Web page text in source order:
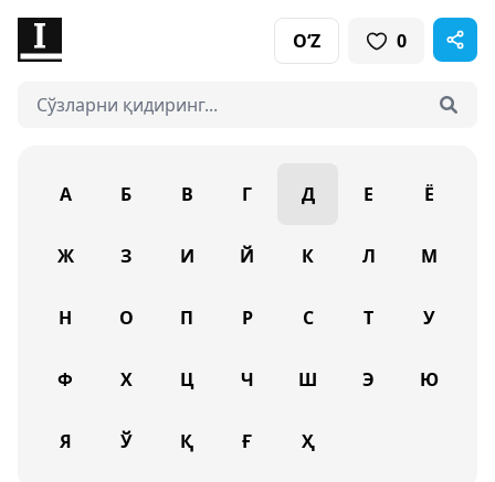
O‘Z 0
А Б В Г Д Е Ё
Ж З И Й К Л М
Н О П Р С Т У
Ф Х Ц Ч Ш Э Ю
Я Ў Қ Ғ Ҳ